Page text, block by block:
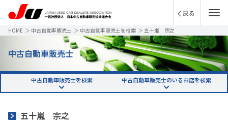
戻る
HOME ＞ 中古自動車販売士 ＞ 中古自動車販売士を検索 ＞ 五十嵐 宗之
中古自動車販売士
中古自動車販売士を検索 中古自動車販売士のいるお店を検索
五十嵐 宗之